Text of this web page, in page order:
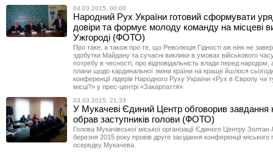
04.03.2015, 00:00
Народний Рух України готовий сформувати
довіри та формує молоду команду на місцеві
Ужгороді (ФОТО)
Про таке, а також про те, що Революція Гідності аж ніяк не
здобутки Майдану та сучасні виклики в умовах військового
потребу в чесності, про відповідальність влади перед народом,
плани щодо кардинальної зміни країни на краще йшлося
конференції лідерів Народного Руху України «Рух в Європу чи
місці?» у прес-центрі «Закарпаття».
03.03.2015, 21:33
У Мукачеві Єдиний Центр обговорив завдання
обрав заступників голови (ФОТО)
Голова Мукачівської міської організації Єдиного Центру
березня 2015 року провів друге засідання конференції міського
осередку Мукачева.